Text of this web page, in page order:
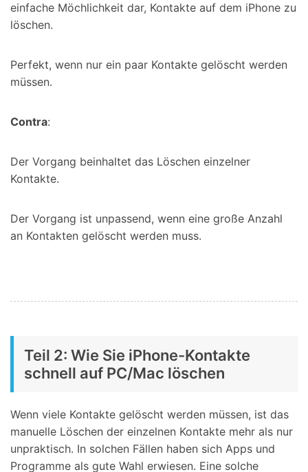
einfache Möchlichkeit dar, Kontakte auf dem iPhone zu
löschen.
Perfekt, wenn nur ein paar Kontakte gelöscht werden
müssen.
Contra:
Der Vorgang beinhaltet das Löschen einzelner
Kontakte.
Der Vorgang ist unpassend, wenn eine große Anzahl
an Kontakten gelöscht werden muss.
Teil 2: Wie Sie iPhone-Kontakte
schnell auf PC/Mac löschen
Wenn viele Kontakte gelöscht werden müssen, ist das
manuelle Löschen der einzelnen Kontakte mehr als nur
unpraktisch. In solchen Fällen haben sich Apps und
Programme als gute Wahl erwiesen. Eine solche